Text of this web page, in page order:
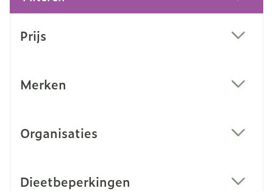
Prijs
Merken
Organisaties
Dieetbeperkingen